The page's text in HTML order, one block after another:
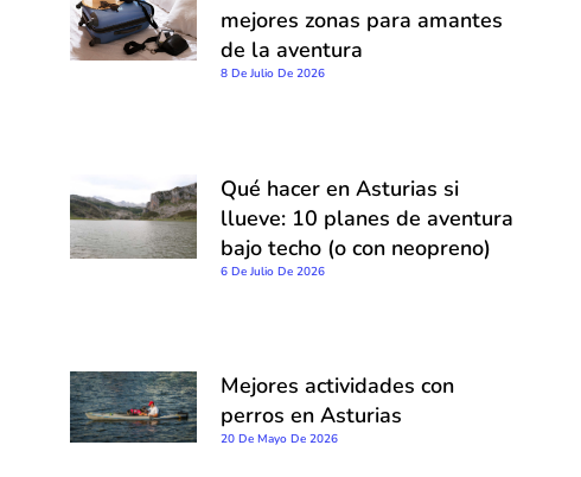
mejores zonas para amantes
de la aventura
8 De Julio De 2026
Qué hacer en Asturias si
llueve: 10 planes de aventura
bajo techo (o con neopreno)
6 De Julio De 2026
Mejores actividades con
perros en Asturias
20 De Mayo De 2026